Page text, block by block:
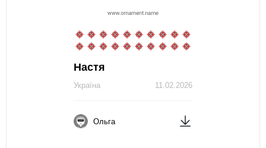
Настя
11.02.2026
Україна
Ольга